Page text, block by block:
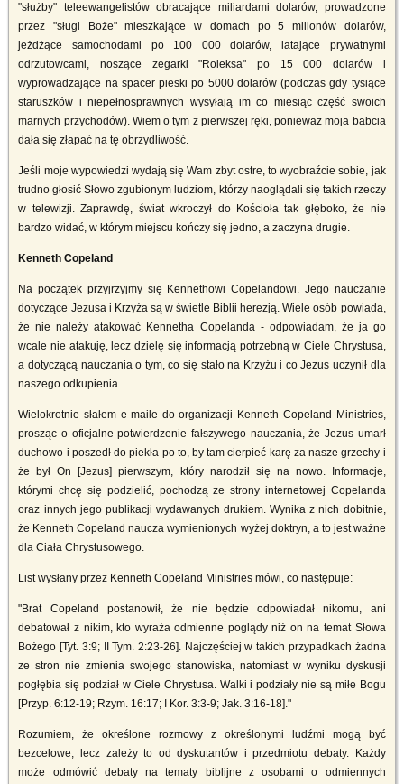
"służby" teleewangelistów obracające miliardami dolarów, prowadzone
przez "sługi Boże" mieszkające w domach po 5 milionów dolarów,
jeżdżące samochodami po 100 000 dolarów, latające prywatnymi
odrzutowcami, noszące zegarki "Roleksa" po 15 000 dolarów i
wyprowadzające na spacer pieski po 5000 dolarów (podczas gdy tysiące
staruszków i niepełnosprawnych wysyłają im co miesiąc część swoich
marnych przychodów). Wiem o tym z pierwszej ręki, ponieważ moja babcia
dała się złapać na tę obrzydliwość.
Jeśli moje wypowiedzi wydają się Wam zbyt ostre, to wyobraźcie sobie, jak
trudno głosić Słowo zgubionym ludziom, którzy naoglądali się takich rzeczy
w telewizji. Zaprawdę, świat wkroczył do Kościoła tak głęboko, że nie
bardzo widać, w którym miejscu kończy się jedno, a zaczyna drugie.
Kenneth Copeland
Na początek przyjrzyjmy się Kennethowi Copelandowi. Jego nauczanie
dotyczące Jezusa i Krzyża są w świetle Biblii herezją. Wiele osób powiada,
że nie należy atakować Kennetha Copelanda - odpowiadam, że ja go
wcale nie atakuję, lecz dzielę się informacją potrzebną w Ciele Chrystusa,
a dotyczącą nauczania o tym, co się stało na Krzyżu i co Jezus uczynił dla
naszego odkupienia.
Wielokrotnie słałem e-maile do organizacji Kenneth Copeland Ministries,
prosząc o oficjalne potwierdzenie fałszywego nauczania, że Jezus umarł
duchowo i poszedł do piekła po to, by tam cierpieć karę za nasze grzechy i
że był On [Jezus] pierwszym, który narodził się na nowo. Informacje,
którymi chcę się podzielić, pochodzą ze strony internetowej Copelanda
oraz innych jego publikacji wydawanych drukiem. Wynika z nich dobitnie,
że Kenneth Copeland naucza wymienionych wyżej doktryn, a to jest ważne
dla Ciała Chrystusowego.
List wysłany przez Kenneth Copeland Ministries mówi, co następuje:
"Brat Copeland postanowił, że nie będzie odpowiadał nikomu, ani
debatował z nikim, kto wyraża odmienne poglądy niż on na temat Słowa
Bożego [Tyt. 3:9; II Tym. 2:23-26]. Najczęściej w takich przypadkach żadna
ze stron nie zmienia swojego stanowiska, natomiast w wyniku dyskusji
pogłębia się podział w Ciele Chrystusa. Walki i podziały nie są miłe Bogu
[Przyp. 6:12-19; Rzym. 16:17; I Kor. 3:3-9; Jak. 3:16-18]."
Rozumiem, że określone rozmowy z określonymi ludźmi mogą być
bezcelowe, lecz zależy to od dyskutantów i przedmiotu debaty. Każdy
może odmówić debaty na tematy biblijne z osobami o odmiennych